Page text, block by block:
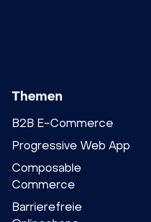
Themen
B2B E-Commerce
Progressive Web App
Composable
Commerce
Barrierefreie